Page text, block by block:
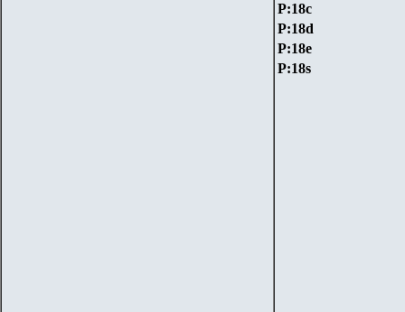
P:18с
P:18d
P:18e
P:18s